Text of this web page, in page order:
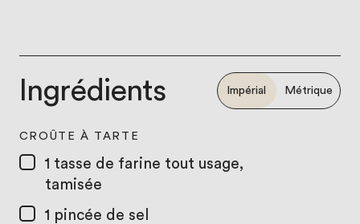
Ingrédients Impérial Métrique
CROÛTE À TARTE
1 tasse de farine tout usage,
tamisée
1 pincée de sel